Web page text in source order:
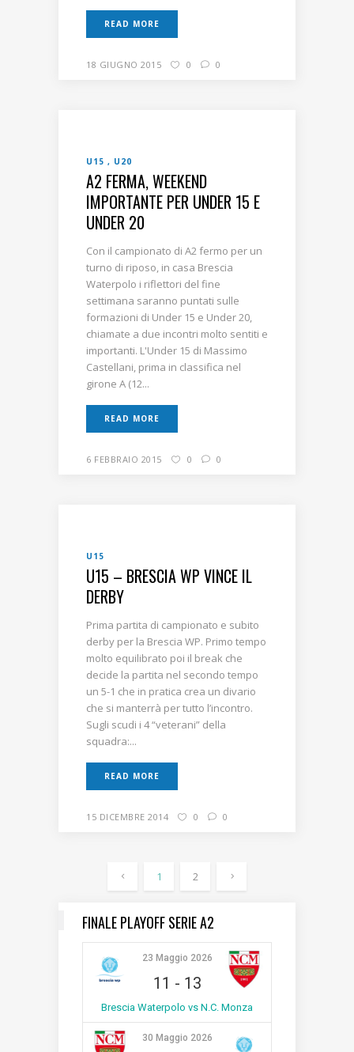
READ MORE
18 GIUGNO 2015 0 0
U15 U20
A2 FERMA, WEEKEND
IMPORTANTE PER UNDER 15 E
UNDER 20
Con il campionato di A2 fermo per un
turno di riposo, in casa Brescia
Waterpolo i riflettori del fine
settimana saranno puntati sulle
formazioni di Under 15 e Under 20,
chiamate a due incontri molto sentiti e
importanti. L'Under 15 di Massimo
Castellani, prima in classifica nel
girone A (12...
READ MORE
6 FEBBRAIO 2015 0 0
U15
U15 – BRESCIA WP VINCE IL
DERBY
Prima partita di campionato e subito
derby per la Brescia WP. Primo tempo
molto equilibrato poi il break che
decide la partita nel secondo tempo
un 5-1 che in pratica crea un divario
che si manterrà per tutto l’incontro.
Sugli scudi i 4 “veterani” della
squadra:...
READ MORE
15 DICEMBRE 2014 0 0
1 2
FINALE PLAYOFF SERIE A2
23 Maggio 2026
11 - 13
Brescia Waterpolo vs N.C. Monza
30 Maggio 2026